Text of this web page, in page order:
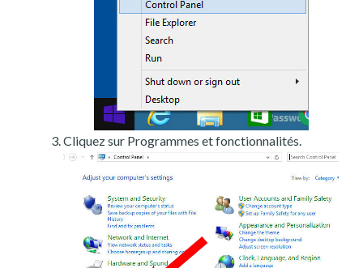
Cliquez sur Programmes et fonctionnalités.